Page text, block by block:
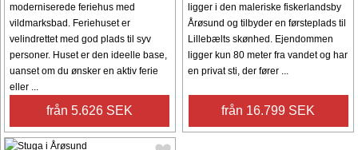
moderniserede feriehus med
vildmarksbad. Feriehuset er
velindrettet med god plads til syv
personer. Huset er den ideelle base,
uanset om du ønsker en aktiv ferie
eller ...
från 5.626 SEK
ligger i den maleriske fiskerlandsby
Årøsund og tilbyder en førsteplads til
Lillebælts skønhed. Ejendommen
ligger kun 80 meter fra vandet og har
en privat sti, der fører ...
från 16.799 SEK